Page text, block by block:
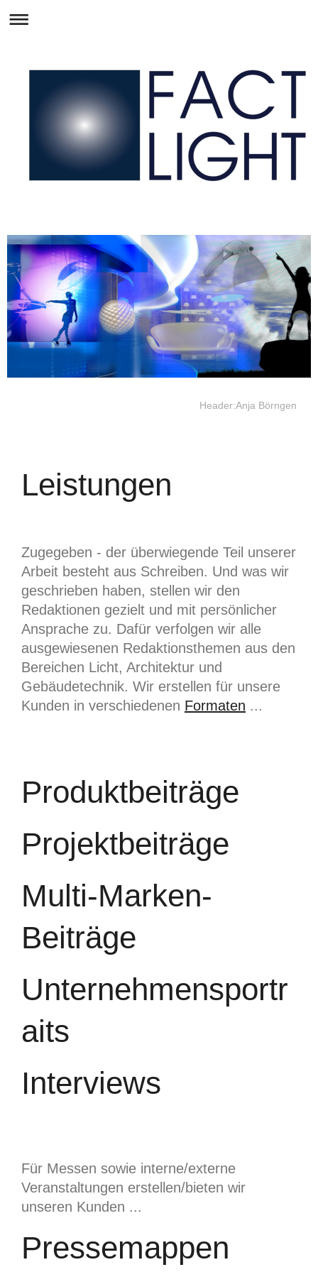
Header:Anja Börngen
Leistungen
Zugegeben - der überwiegende Teil unserer
Arbeit besteht aus Schreiben. Und was wir
geschrieben haben, stellen wir den
Redaktionen gezielt und mit persönlicher
Ansprache zu. Dafür verfolgen wir alle
ausgewiesenen Redaktionsthemen aus den
Bereichen Licht, Architektur und
Gebäudetechnik. Wir erstellen für unsere
Kunden in verschiedenen Formaten ...
Produktbeiträge
Projektbeiträge
Multi-Marken-
Beiträge
Unternehmensportr
aits
Interviews
Für Messen sowie interne/externe
Veranstaltungen erstellen/bieten wir
unseren Kunden ...
Pressemappen